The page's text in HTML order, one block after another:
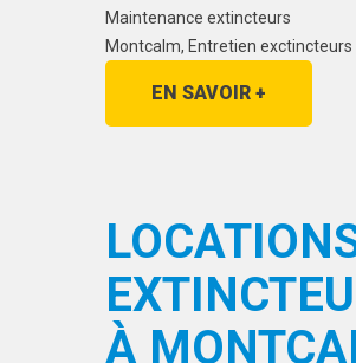
Maintenance extincteurs
Montcalm, Entretien exctincteurs
EN SAVOIR +
À